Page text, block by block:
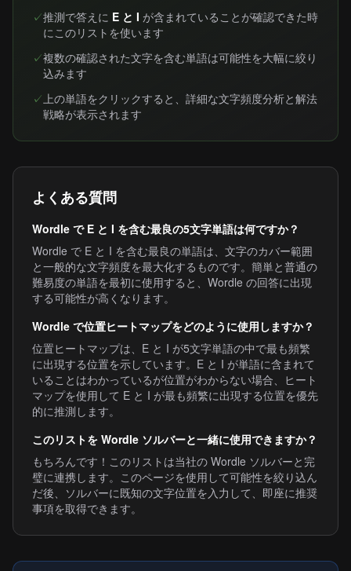
✓推測で答えに E と I が含まれていることが確認できた時
にこのリストを使います
✓複数の確認された文字を含む単語は可能性を大幅に絞り
込みます
✓上の単語をクリックすると、詳細な文字頻度分析と解法
戦略が表示されます
よくある質問
Wordle で E と I を含む最良の5文字単語は何ですか？
Wordle で E と I を含む最良の単語は、文字のカバー範囲
と一般的な文字頻度を最大化するものです。簡単と普通の
難易度の単語を最初に使用すると、Wordle の回答に出現
する可能性が高くなります。
Wordle で位置ヒートマップをどのように使用しますか？
位置ヒートマップは、E と I が5文字単語の中で最も頻繁
に出現する位置を示しています。E と I が単語に含まれて
いることはわかっているが位置がわからない場合、ヒート
マップを使用して E と I が最も頻繁に出現する位置を優先
的に推測します。
このリストを Wordle ソルバーと一緒に使用できますか？
もちろんです！このリストは当社の Wordle ソルバーと完
璧に連携します。このページを使用して可能性を絞り込ん
だ後、ソルバーに既知の文字位置を入力して、即座に推奨
事項を取得できます。